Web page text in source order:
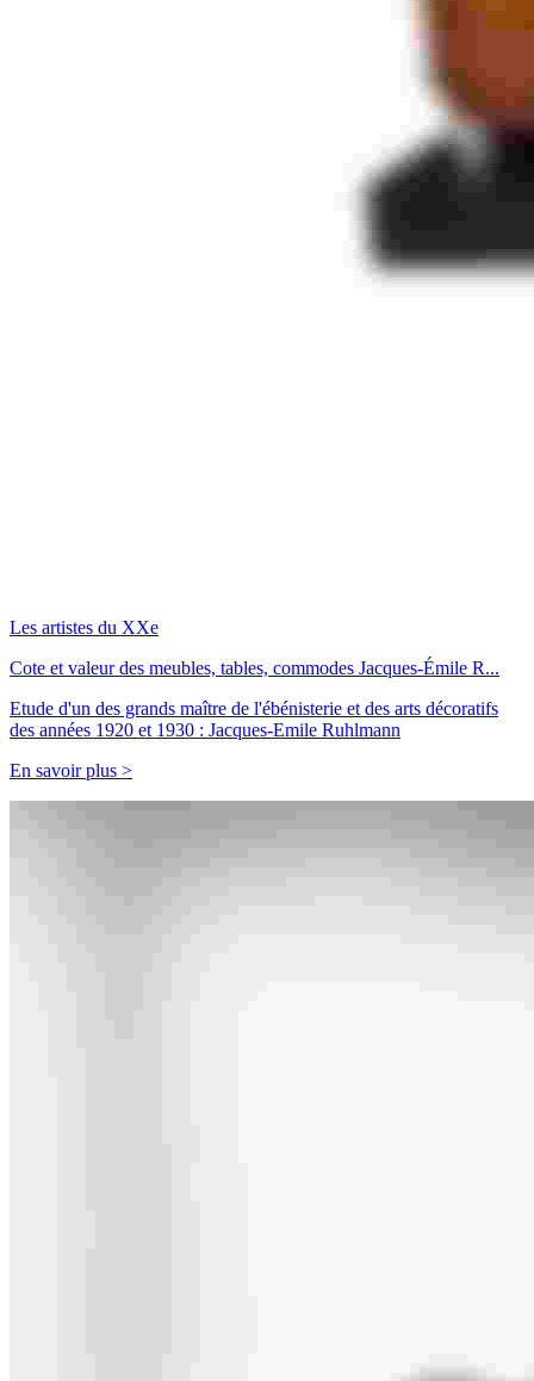
Les artistes du XXe
Cote et valeur des meubles, tables, commodes Jacques-Émile R...
Etude d'un des grands maître de l'ébénisterie et des arts décoratifs
des années 1920 et 1930 : Jacques-Emile Ruhlmann
En savoir plus >